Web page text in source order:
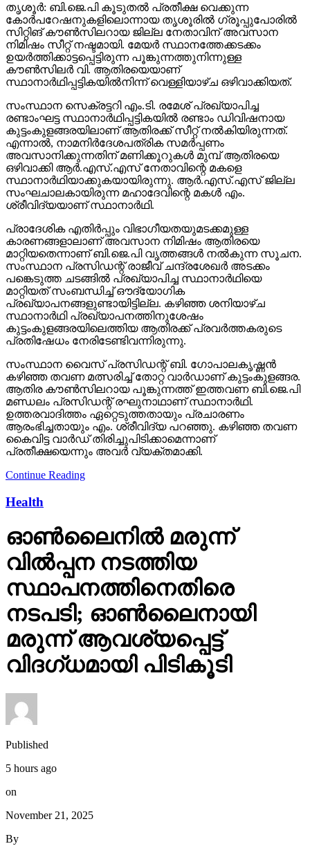
തൃശൂർ: ബി.ജെ.പി കൂടുതൽ പ്രതീക്ഷ വെക്കുന്ന
കോർപറേഷനുകളിലൊന്നായ തൃശൂരിൽ ഗ്രൂപ്പുപോരിൽ
സിറ്റിങ് കൗൺസിലറായ ജില്ല നേതാവിന് അവസാന
നിമിഷം സീറ്റ് നഷ്ടമായി. മേയർ സ്ഥാനത്തേക്കടക്കം
ഉയർത്തിക്കാട്ടപ്പെട്ടിരുന്ന പൂങ്കുന്നത്തുനിന്നുള്ള
കൗൺസിലർ വി. ആതിരയെയാണ്
സ്ഥാനാർഥിപ്പട്ടികയിൽനിന്ന് വെള്ളിയാഴ്ച ഒഴിവാക്കിയത്.
സംസ്ഥാന സെക്രട്ടറി എം.ടി. രമേശ് പ്രഖ്യാപിച്ച
രണ്ടാംഘട്ട സ്ഥാനാർഥിപ്പട്ടികയിൽ രണ്ടാം ഡിവിഷനായ
കുട്ടംകുളങ്ങരയിലാണ് ആതിരക്ക് സീറ്റ് നൽകിയിരുന്നത്.
എന്നാൽ, നാമനിർദേശപത്രിക സമർപ്പണം
അവസാനിക്കുന്നതിന് മണിക്കൂറുകൾ മുമ്പ് ആതിരയെ
ഒഴിവാക്കി ആർ.എസ്.എസ് നേതാവിന്റെ മകളെ
സ്ഥാനാർഥിയാക്കുകയായിരുന്നു. ആർ.എസ്.എസ് ജില്ല
സംഘചാലകായിരുന്ന മഹാദേവിന്റെ മകൾ എം.
ശ്രീവിദ്യയാണ് സ്ഥാനാർഥി.
പ്രാദേശിക എതിർപ്പും വിഭാഗീയതയുമടക്കമുള്ള
കാരണങ്ങളാലാണ് അവസാന നിമിഷം ആതിരയെ
മാറ്റിയതെന്നാണ് ബി.ജെ.പി വൃത്തങ്ങൾ നൽകുന്ന സൂചന.
സംസ്ഥാന പ്രസിഡന്റ് രാജീവ് ചന്ദ്രശേഖർ അടക്കം
പങ്കെടുത്ത ചടങ്ങിൽ പ്രഖ്യാപിച്ച സ്ഥാനാർഥിയെ
മാറ്റിയത് സംബന്ധിച്ച് ഔദ്യോഗിക
പ്രഖ്യാപനങ്ങളുണ്ടായിട്ടില്ല. കഴിഞ്ഞ ശനിയാഴ്ച
സ്ഥാനാർഥി പ്രഖ്യാപനത്തിനുശേഷം
കുട്ടംകുളങ്ങരയിലെത്തിയ ആതിരക്ക് പ്രവർത്തകരുടെ
പ്രതിഷേധം നേരിടേണ്ടിവന്നിരുന്നു.
സംസ്ഥാന വൈസ് പ്രസിഡന്റ് ബി. ഗോപാലകൃഷ്ണൻ
കഴിഞ്ഞ തവണ മത്സരിച്ച് തോറ്റ വാർഡാണ് കുട്ടംകുളങ്ങര.
ആതിര കൗൺസിലറായ പൂങ്കുന്നത്ത് ഇത്തവണ ബി.ജെ.പി
മണ്ഡലം പ്രസിഡന്റ് രഘുനാഥാണ് സ്ഥാനാർഥി.
ഉത്തരവാദിത്തം ഏറ്റെടുത്തതായും പ്രചാരണം
ആരംഭിച്ചതായും എം. ശ്രീവിദ്യ പറഞ്ഞു. കഴിഞ്ഞ തവണ
കൈവിട്ട വാർഡ് തിരിച്ചുപിടിക്കാമെന്നാണ്
പ്രതീക്ഷയെന്നും അവർ വ്യക്തമാക്കി.
Continue Reading
Health
ഓണ്‍ലൈനില്‍ മരുന്ന്
വില്‍പ്പന നടത്തിയ
സ്ഥാപനത്തിനെതിരെ
നടപടി; ഓണ്‍ലൈനായി
മരുന്ന് ആവശ്യപ്പെട്ട്
വിദഗ്ധമായി പിടികൂടി
Published
5 hours ago
on
November 21, 2025
By